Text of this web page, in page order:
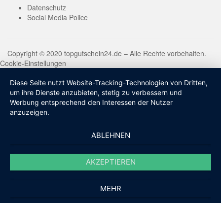
Datenschutz
Social Media Police
Copyright © 2020 topgutschein24.de – Alle Rechte vorbehalten.
Cookie-Einstellungen
Diese Seite nutzt Website-Tracking-Technologien von Dritten,
um ihre Dienste anzubieten, stetig zu verbessern und
Werbung entsprechend den Interessen der Nutzer
anzuzeigen.
ABLEHNEN
AKZEPTIEREN
MEHR